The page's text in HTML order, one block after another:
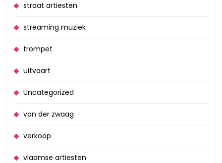
straat artiesten
streaming muziek
trompet
uitvaart
Uncategorized
van der zwaag
verkoop
vlaamse artiesten